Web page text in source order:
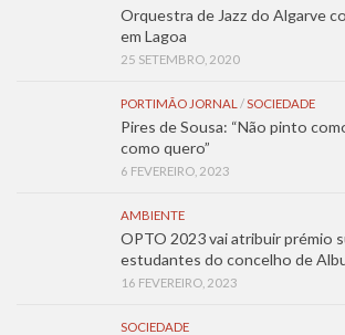
Orquestra de Jazz do Algarve
em Lagoa
25 SETEMBRO, 2020
PORTIMÃO JORNAL /SOCIEDADE
Pires de Sousa: “Não pinto
como quero”
6 FEVEREIRO, 2023
AMBIENTE
OPTO 2023 vai atribuir prémio
estudantes do concelho de
16 FEVEREIRO, 2023
SOCIEDADE